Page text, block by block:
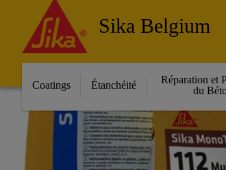
Sika Belgium
Coatings Étanchéité
Réparation et
du